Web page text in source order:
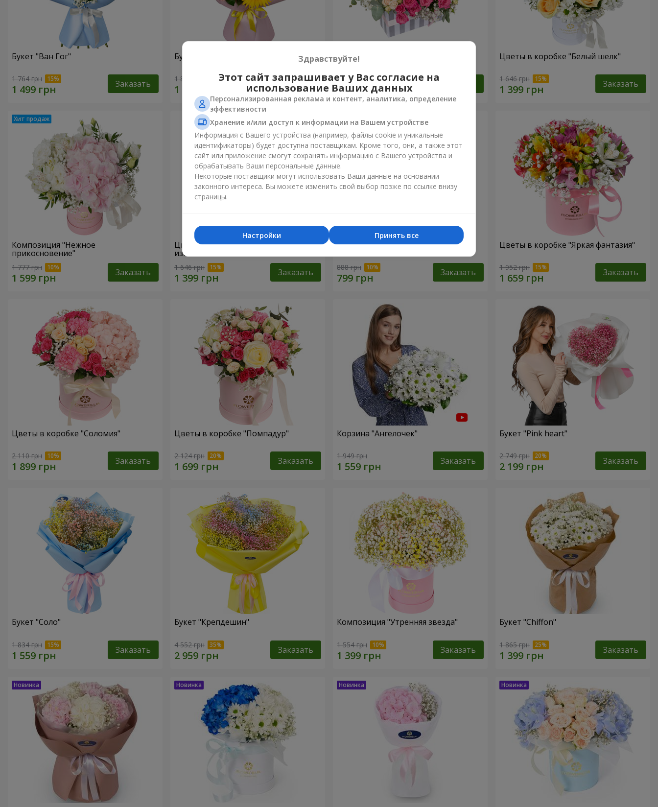
Букет "Ван Гог"
1 764 грн Заказать
Букет "Солнце – это любовь"
1 888 грн Заказать
Композиция "Принцесса и Тедди"
1 999 грн
Цветы в коробке "Белый шелк"
1 646 грн Заказать
Композиция "Нежное
прикосновение"
1 777 грн Заказать
Цветы в коробке "Счастья не
избежать"
1 646 грн Заказать
Композиция "Нежный поцелуй"
888 грн Заказать
Цветы в коробке "Яркая фантазия"
1 952 грн Заказать
Цветы в коробке "Соломия"
2 110 грн Заказать
Цветы в коробке "Помпадур"
2 124 грн Заказать
Корзина "Ангелочек"
1 949 грн Заказать
Букет "Pink heart"
2 749 грн Заказать
Букет "Соло"
1 834 грн Заказать
Букет "Крепдешин"
4 552 грн Заказать
Композиция "Утренняя звезда"
1 554 грн Заказать
Букет "Chiffon"
1 865 грн Заказать
Здравствуйте!
Этот сайт запрашивает у Вас согласие на
использование Ваших данных
Персонализированная реклама и контент, аналитика, определение
эффективности
Хранение и/или доступ к информации на Вашем устройстве
Информация с Вашего устройства (например, файлы cookie и уникальные
идентификаторы) будет доступна поставщикам. Кроме того, они, а также этот
сайт или приложение смогут сохранять информацию с Вашего устройства и
обрабатывать Ваши персональные данные.
Некоторые поставщики могут использовать Ваши данные на основании
законного интереса. Вы можете изменить свой выбор позже по ссылке внизу
страницы.
Принять все
Настройки